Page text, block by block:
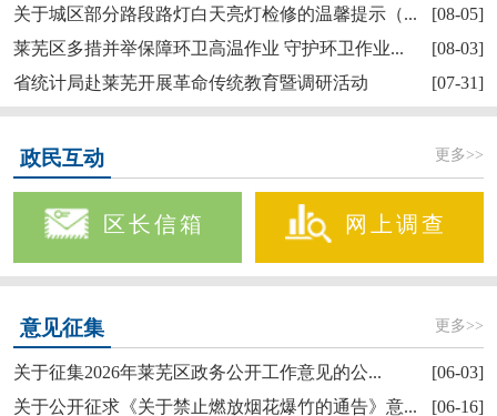
【奋斗赋未莱·访埂记】莱芜区雪野街道大罗圈村...
关于城区部分路段路灯白天亮灯检修的温馨提示（...
[08-05]
莱芜区多措并举保障环卫高温作业 守护环卫作业...
[08-03]
省统计局赴莱芜开展革命传统教育暨调研活动
[07-31]
政民互动 更多>>
区长信箱 网上调查
意见征集 更多>>
关于征集2026年莱芜区政务公开工作意见的公...
[06-03]
关于公开征求《关于禁止燃放烟花爆竹的通告》意...
[06-16]